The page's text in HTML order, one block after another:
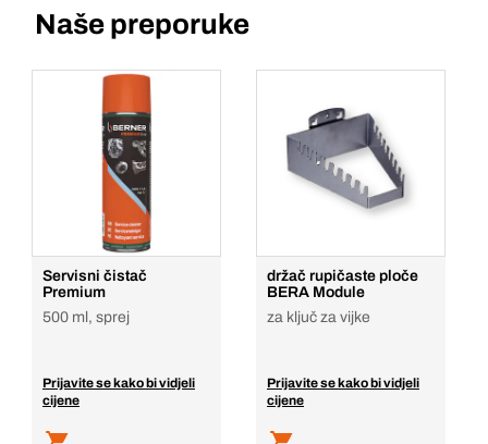
Naše preporuke
Servisni čistač
Premium
500 ml, sprej
Prijavite se kako bi vidjeli
cijene
držač rupičaste ploče
BERA Module
za ključ za vijke
Prijavite se kako bi vidjeli
cijene